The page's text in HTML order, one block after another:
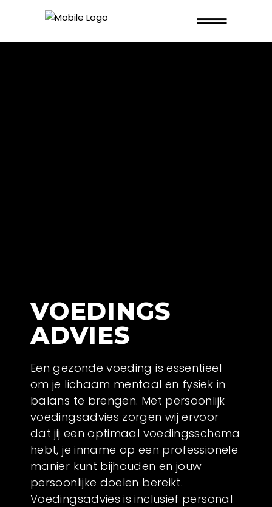
VOEDINGS
ADVIES
Een gezonde voeding is essentieel
om je lichaam mentaal en fysiek in
balans te brengen. Met persoonlijk
voedingsadvies zorgen wij ervoor
dat jij een optimaal voedingsschema
hebt, je inname op een professionele
manier kunt bijhouden en jouw
persoonlijke doelen bereikt.
Voedingsadvies is inclusief personal